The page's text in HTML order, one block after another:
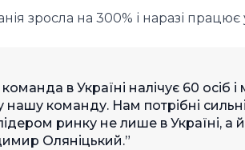
зросла на 300% і наразі
в Україні налічує 60
нашу команду. Нам потрібні
лідером ринку не лише в Україні,
Оляніцький.